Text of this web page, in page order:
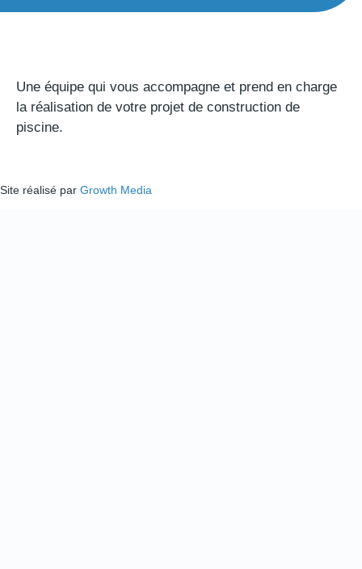
Une équipe qui vous accompagne et prend en charge
la réalisation de votre projet de construction de
piscine.
Site réalisé par Growth Media